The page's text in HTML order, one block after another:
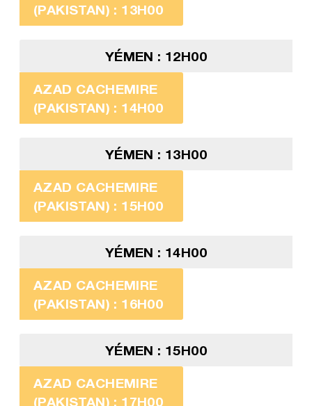
(PAKISTAN) : 13H00
YÉMEN : 12H00
AZAD CACHEMIRE
(PAKISTAN) : 14H00
YÉMEN : 13H00
AZAD CACHEMIRE
(PAKISTAN) : 15H00
YÉMEN : 14H00
AZAD CACHEMIRE
(PAKISTAN) : 16H00
YÉMEN : 15H00
AZAD CACHEMIRE
(PAKISTAN) : 17H00